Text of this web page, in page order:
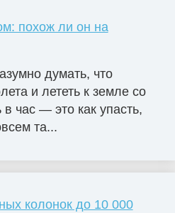
похож ли он на
думать, что
и лететь к земле со
час — это как упасть,
та...
колонок до 10 000